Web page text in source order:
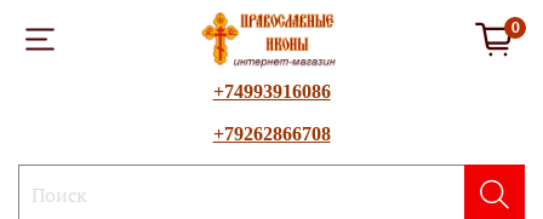
0
+74993916086
+79262866708